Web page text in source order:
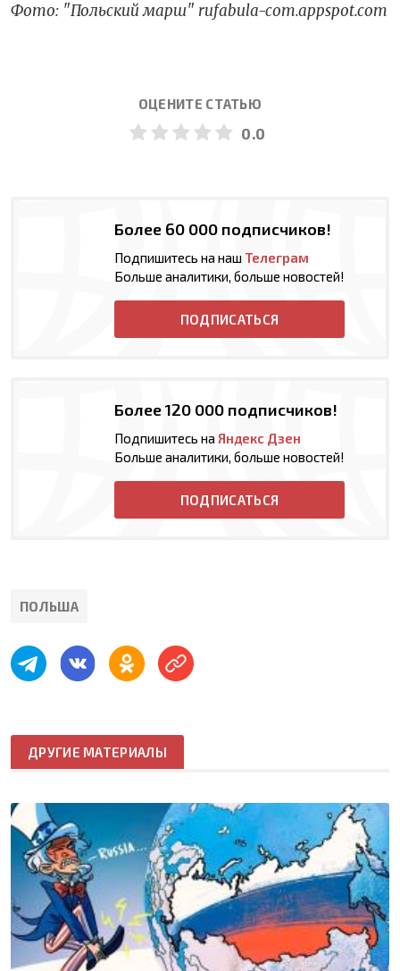
Фото: "Польский марш" rufabula-com.appspot.com
ОЦЕНИТЕ СТАТЬЮ
0.0
Более 60 000 подписчиков!
Подпишитесь на наш Телеграм
Больше аналитики, больше новостей!
ПОДПИСАТЬСЯ
Более 120 000 подписчиков!
Подпишитесь на Яндекс Дзен
Больше аналитики, больше новостей!
ПОДПИСАТЬСЯ
ПОЛЬША
ДРУГИЕ МАТЕРИАЛЫ